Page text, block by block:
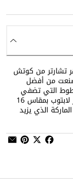
تشارتر من كوتش
صنعت من أفضل
التي تضفي
لمسة كلاسيكية، بينما مقاسها المثالي يسع جهاز لابتوب بمقاس 16
الذي يزيد